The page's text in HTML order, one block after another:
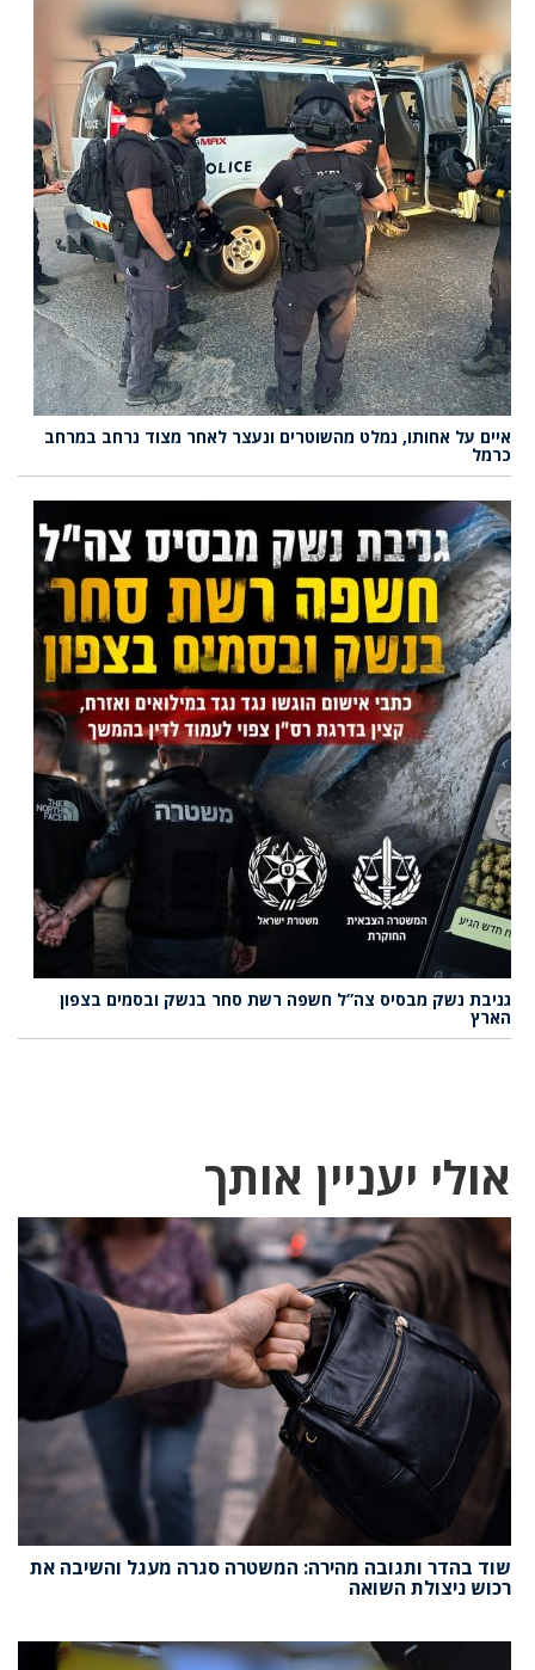
איים על אחותו, נמלט מהשוטרים ונעצר לאחר מצוד נרחב במרחב
כרמל
גניבת נשק מבסיס צה”ל חשפה רשת סחר בנשק ובסמים בצפון
הארץ
אולי יעניין אותך
שוד בהדר ותגובה מהירה: המשטרה סגרה מעגל והשיבה את
רכוש ניצולת השואה